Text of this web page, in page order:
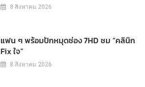
8 สิงหาคม 2026
แฟน ๆ พร้อมปักหมุดช่อง 7HD ชม “คลินิก
Fix ใจ”
8 สิงหาคม 2026